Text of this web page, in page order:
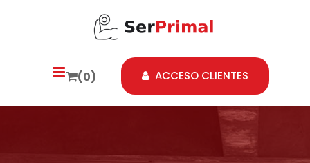
(0) ACCESO CLIENTES